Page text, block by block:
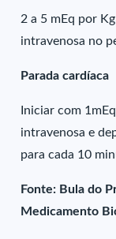
2 a 5 mEq por
intravenosa no
Parada cardíaca
Iniciar com
intravenosa e
para cada 10
Fonte: Bula do
Medicamento